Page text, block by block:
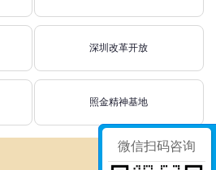
深圳改革开放
照金精神基地
微信扫码咨询